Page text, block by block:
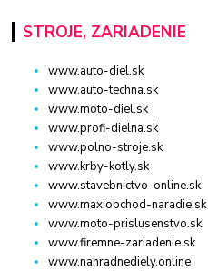
STROJE, ZARIADENIE
www.auto-diel.sk
www.auto-techna.sk
www.moto-diel.sk
www.profi-dielna.sk
www.polno-stroje.sk
www.krby-kotly.sk
www.stavebnictvo-online.sk
www.maxiobchod-naradie.sk
www.moto-prislusenstvo.sk
www.firemne-zariadenie.sk
www.nahradnediely.online